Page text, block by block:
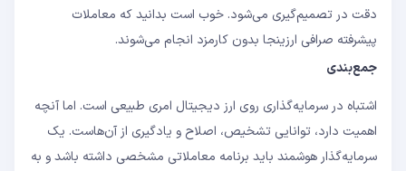
دقت در تصمیم‌گیری می‌شود. خوب است بدانید که معاملات
پیشرفته صرافی ارزینجا بدون کارمزد انجام می‌شوند.
جمع‌بندی
اشتباه در سرمایه‌گذاری روی ارز دیجیتال امری طبیعی است. اما آنچه
اهمیت دارد، توانایی تشخیص، اصلاح و یادگیری از آن‌هاست. یک
سرمایه‌گذار هوشمند باید برنامه معاملاتی مشخصی داشته باشد و به